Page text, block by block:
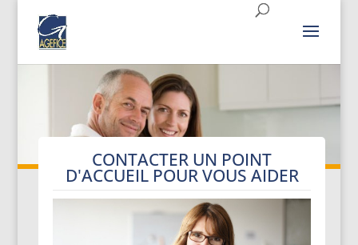
CONTACTER UN POINT
D'ACCUEIL POUR VOUS AIDER